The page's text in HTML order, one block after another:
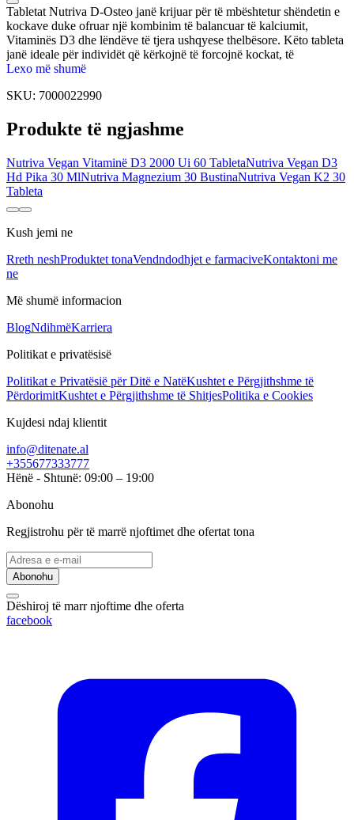
Tabletat Nutriva D-Osteo janë krijuar për të mbështetur shëndetin e
kockave duke ofruar një kombinim të balancuar të kalciumit,
Vitaminës D3 dhe lëndëve të tjera ushqyese thelbësore. Këto tableta
janë ideale për individët që kërkojnë të forcojnë kockat, të
parandalojnë osteoporozën ose të ruajnë densitetin e shëndetshëm të
kalciumit dhe mineralizimin e kockave, duke ndihmuar në mbajtjen
Lexo më shumë
SKU: 7000022990
Produkte të ngjashme
Nutriva Vegan Vitaminë D3 2000 Ui 60 TabletaNutriva Vegan D3
Hd Pika 30 MlNutriva Magnezium 30 BustinaNutriva Vegan K2 30
Tableta
Kush jemi ne
Rreth neshProduktet tonaVendndodhjet e farmaciveKontaktoni me
ne
Më shumë informacion
BlogNdihmëKarriera
Politikat e privatësisë
Politikat e Privatësië për Ditë e NatëKushtet e Përgjithshme të
PërdorimitKushtet e Përgjithshme të ShitjesPolitika e Cookies
Kujdesi ndaj klientit
info@ditenate.al
+355677333777
Hënë - Shtunë: 09:00 – 19:00
Abonohu
Regjistrohu për të marrë njoftimet dhe ofertat tona
Abonohu
Dëshiroj të marr njoftime dhe oferta
facebook